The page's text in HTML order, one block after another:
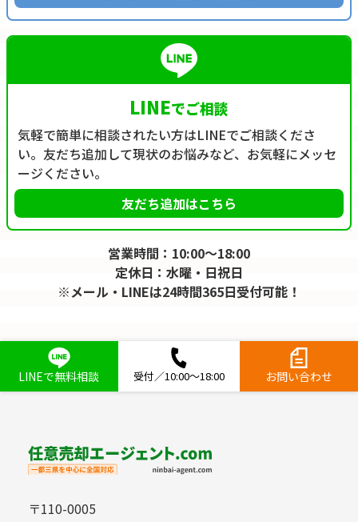
LINEでご相談
気軽で簡単に相談されたい方はLINEでご相談くださ
い。友だち追加して現状のお悩みなど、お気軽にメッセ
ージください。
友だち追加はこちら
営業時間：10:00～18:00
定休日：水曜・日祝日
※メール・LINEは24時間365日受付可能！
LINEで無料相談 受付／10:00～18:00 お問い合わせ
〒110-0005